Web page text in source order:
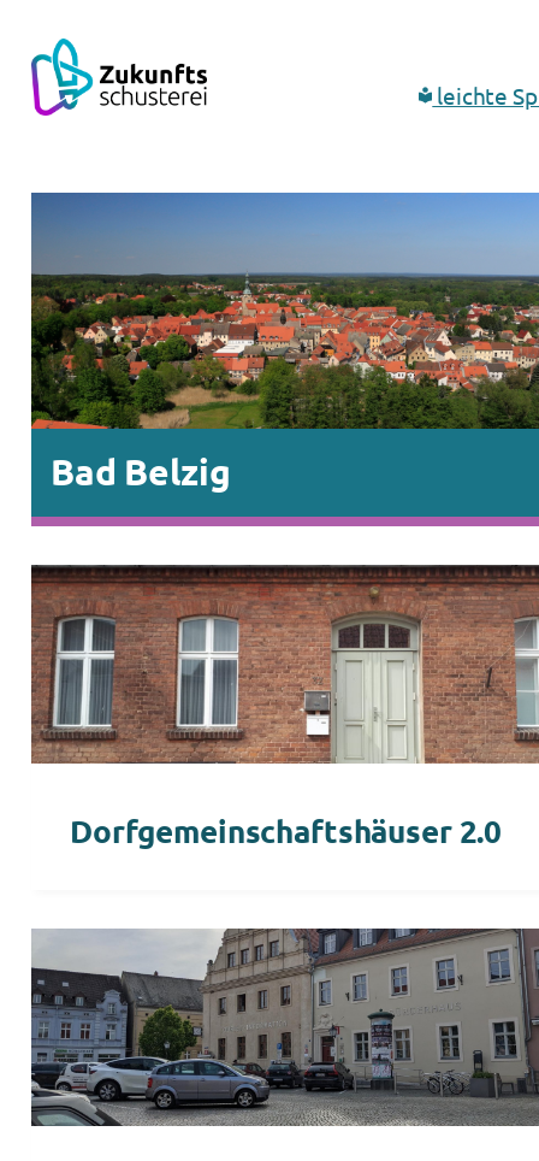
leichte
Bad Belzig
Dorfgemeinschaftshäuser 2.0